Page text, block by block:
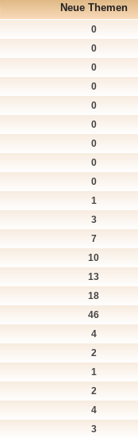
Neue Themen
0
0
0
0
0
0
0
0
0
1
3
7
10
13
18
46
4
2
1
2
4
3